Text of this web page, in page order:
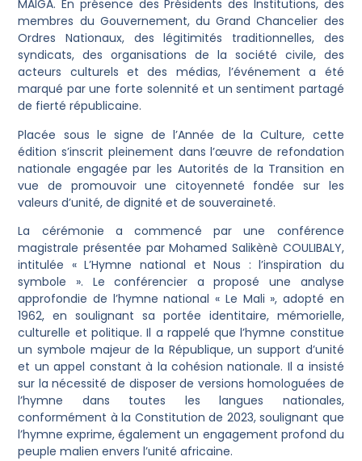
MAÏGA. En présence des Présidents des Institutions, des
membres du Gouvernement, du Grand Chancelier des
Ordres Nationaux, des légitimités traditionnelles, des
syndicats, des organisations de la société civile, des
acteurs culturels et des médias, l’événement a été
marqué par une forte solennité et un sentiment partagé
de fierté républicaine.
Placée sous le signe de l’Année de la Culture, cette
édition s’inscrit pleinement dans l’œuvre de refondation
nationale engagée par les Autorités de la Transition en
vue de promouvoir une citoyenneté fondée sur les
valeurs d’unité, de dignité et de souveraineté.
La cérémonie a commencé par une conférence
magistrale présentée par Mohamed Salikènè COULIBALY,
intitulée « L’Hymne national et Nous : l’inspiration du
symbole ». Le conférencier a proposé une analyse
approfondie de l’hymne national « Le Mali », adopté en
1962, en soulignant sa portée identitaire, mémorielle,
culturelle et politique. Il a rappelé que l’hymne constitue
un symbole majeur de la République, un support d’unité
et un appel constant à la cohésion nationale. Il a insisté
sur la nécessité de disposer de versions homologuées de
l’hymne dans toutes les langues nationales,
conformément à la Constitution de 2023, soulignant que
l’hymne exprime, également un engagement profond du
peuple malien envers l’unité africaine.